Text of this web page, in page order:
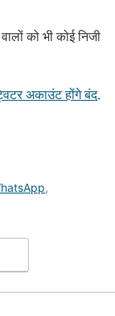
को भी कोई निजी
अकाउंट होंगे बंद,
,